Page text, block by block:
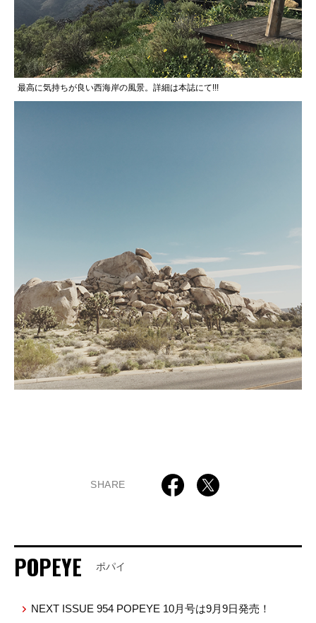
最高に気持ちが良い西海岸の風景。詳細は本誌にて!!!
SHARE
POPEYE ポパイ
NEXT ISSUE 954 POPEYE 10月号は9月9日発売！